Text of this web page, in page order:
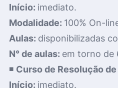
Início: imediato.
Modalidade: 100% On-
Aulas: disponibilizadas
N° de aulas: em torno de
◾ Curso de Resolução
Início: imediato.